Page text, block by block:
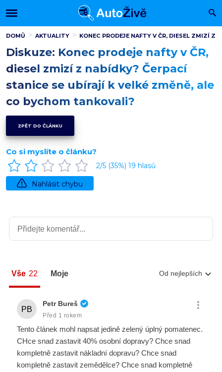
DOMŮ AKTUALITY KONEC PRODEJE NAFTY V ČR, DIESEL ZMIZÍ Z
Diskuze: Konec prodeje nafty v ČR,
diesel zmizí z nabídky? Čerpací
stanice se ubírají k velké změně, ale
co bychom tankovali?
ZPĚT DO ČLÁNKU
Co si myslíte o článku?
2/5 (35%) 19 hlasů
Nahlásit chybu